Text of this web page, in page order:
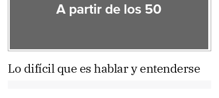
A partir de los 50
Lo difícil que es hablar y entenderse